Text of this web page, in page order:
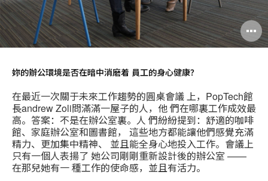
妳的辦公環境是否在暗中消磨着 員工的身心健康？
在最近一次關于未來工作趨勢的圓桌會議 上，PopTech館
長andrew Zoli問滿滿一屋子的人，他 們在哪裏工作成效最
高。答案：不是在辦公室裏。人 們紛紛提到：舒適的咖啡
館、家庭辦公室和圖書館， 這些地方都能讓他們感覺充滿
精力、更加集中精神、 並且能全身心地投入工作。會議上
只有一個人表揚了 她公司剛剛重新設計後的辦公室 ——
在那兒她有一 種工作的使命感，並且有活力。